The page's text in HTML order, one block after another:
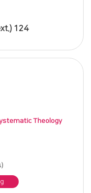
'약속의 실체로서의 성
연구(2022)
연구(2023)
교학적 기여 연구
124
Theology